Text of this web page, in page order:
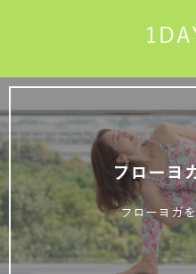
フローヨ
フローヨガ